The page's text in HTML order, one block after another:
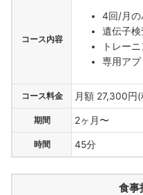
コース内容
4回/月の
遺伝子検
トレー
専用アプ
コース料金 月額 27,300円
期間 2ヶ月〜
時間 45分
食事